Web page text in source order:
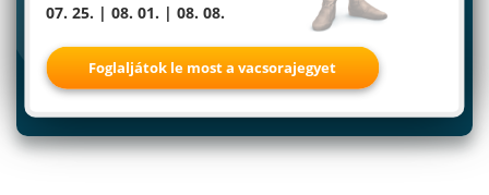
Szállások
07. 25. | 08. 01. | 08. 08.
Foglaljátok le most a vacsorajegyet